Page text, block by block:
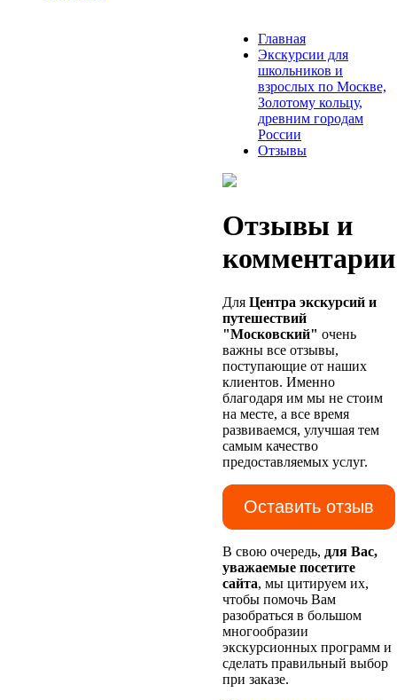
Главная
Экскурсии для
школьников и
взрослых по Москве,
Золотому кольцу,
древним городам
России
Отзывы
Отзывы и
комментарии
Для Центра экскурсий и
путешествий
"Московский" очень
важны все отзывы,
поступающие от наших
клиентов. Именно
благодаря им мы не стоим
на месте, а все время
развиваемся, улучшая тем
самым качество
предоставляемых услуг.
Оставить отзыв
В свою очередь, для Вас,
уважаемые посетите
сайта, мы цитируем их,
чтобы помочь Вам
разобраться в большом
многообразии
экскурсионных программ и
сделать правильный выбор
при заказе.